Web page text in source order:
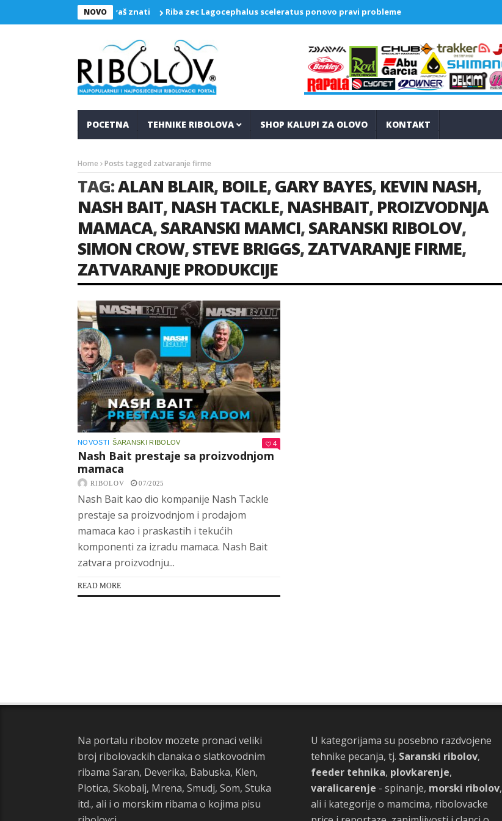
NOVO
čvorova koje moraš znati Riba zec Lagocephalus sceleratus ponovo pravi probleme u Grčkoj
POCETNA TEHNIKE RIBOLOVA SHOP KALUPI ZA OLOVO KONTAKT
Home Posts tagged zatvaranje firme
TAG:ALAN BLAIR, BOILE,GARY BAYES, KEVIN NASH,
NASH BAIT, NASH TACKLE, NASHBAIT, PROIZVODNJA
MAMACA,SARANSKI MAMCI,SARANSKI RIBOLOV,
SIMON CROW,STEVE BRIGGS,ZATVARANJE FIRME,
ZATVARANJE PRODUKCIJE
NOVOSTI ŠARANSKI RIBOLOV 4
Nash Bait prestaje sa proizvodnjom
mamaca
RIBOLOV 07/2025
Nash Bait kao dio kompanije Nash Tackle
prestaje sa proizvodnjom i prodajom
mamaca kao i praskastih i tekućih
komponenti za izradu mamaca. Nash Bait
zatvara proizvodnju...
READ MORE
Na portalu ribolov mozete pronaci veliki
broj ribolovackih clanaka o slatkovodnim
ribama Saran, Deverika, Babuska, Klen,
Plotica, Skobalj, Mrena, Smudj, Som, Stuka
itd., ali i o morskim ribama o kojima pisu
U kategorijama su posebno razdvojene
tehnike pecanja, tj. Saranski ribolov,
feeder tehnika, plovkarenje,
varalicarenje - spinanje, morski ribolov,
ali i kategorije o mamcima, ribolovacke